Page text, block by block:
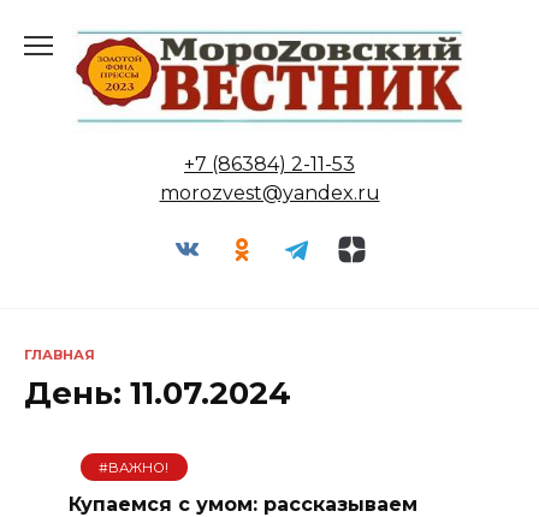
содержанию
+7 (86384) 2-11-53
morozvest@yandex.ru
ГЛАВНАЯ
День: 11.07.2024
#ВАЖНО!
Купаемся с умом: рассказываем